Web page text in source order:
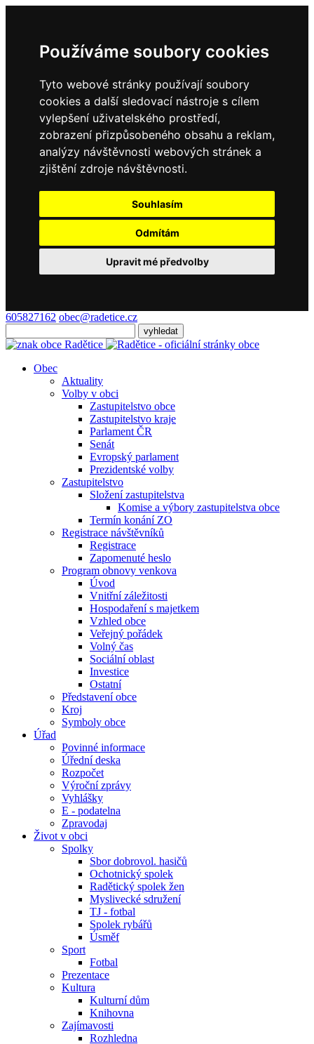
Používáme soubory cookies
Tyto webové stránky používají soubory
cookies a další sledovací nástroje s cílem
vylepšení uživatelského prostředí,
zobrazení přizpůsobeného obsahu a reklam,
analýzy návštěvnosti webových stránek a
zjištění zdroje návštěvnosti.
Souhlasím
Odmítám
Upravit mé předvolby
605827162 obec@radetice.cz
Obec
Aktuality
Volby v obci
Zastupitelstvo obce
Zastupitelstvo kraje
Parlament ČR
Senát
Evropský parlament
Prezidentské volby
Zastupitelstvo
Složení zastupitelstva
Komise a výbory zastupitelstva obce
Termín konání ZO
Registrace návštěvníků
Registrace
Zapomenuté heslo
Program obnovy venkova
Úvod
Vnitřní záležitosti
Hospodaření s majetkem
Vzhled obce
Veřejný pořádek
Volný čas
Sociální oblast
Investice
Ostatní
Představení obce
Kroj
Symboly obce
Úřad
Povinné informace
Úřední deska
Rozpočet
Výroční zprávy
Vyhlášky
E - podatelna
Zpravodaj
Život v obci
Spolky
Sbor dobrovol. hasičů
Ochotnický spolek
Radětický spolek žen
Myslivecké sdružení
TJ - fotbal
Spolek rybářů
Úsměf
Sport
Fotbal
Prezentace
Kultura
Kulturní dům
Knihovna
Zajímavosti
Rozhledna